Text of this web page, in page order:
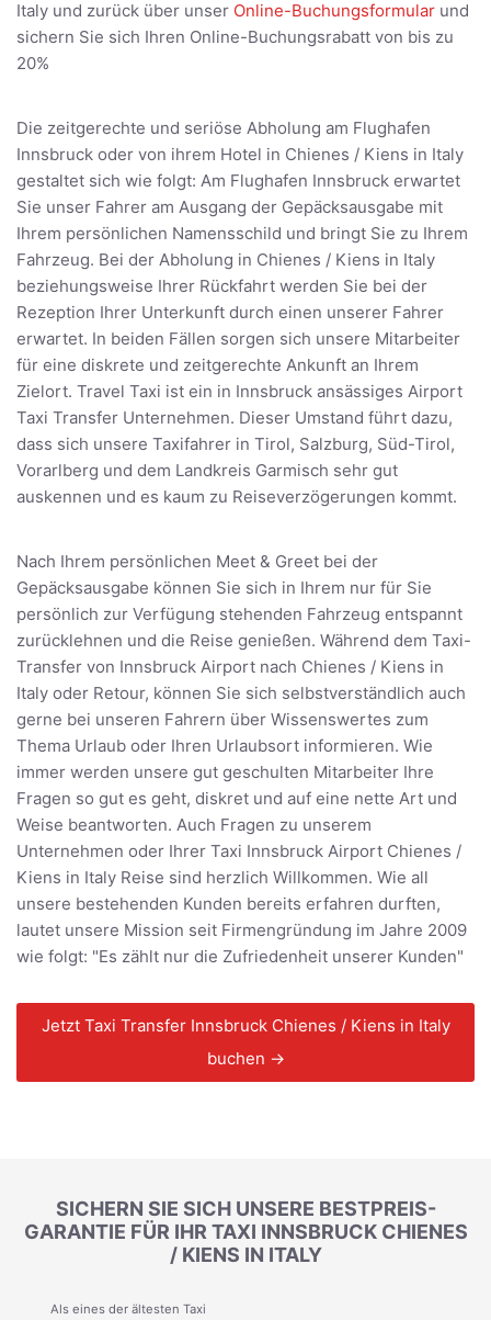
Italy und zurück über unser Online-Buchungsformular und
sichern Sie sich Ihren Online-Buchungsrabatt von bis zu
20%
Die zeitgerechte und seriöse Abholung am Flughafen
Innsbruck oder von ihrem Hotel in Chienes / Kiens in Italy
gestaltet sich wie folgt: Am Flughafen Innsbruck erwartet
Sie unser Fahrer am Ausgang der Gepäcksausgabe mit
Ihrem persönlichen Namensschild und bringt Sie zu Ihrem
Fahrzeug. Bei der Abholung in Chienes / Kiens in Italy
beziehungsweise Ihrer Rückfahrt werden Sie bei der
Rezeption Ihrer Unterkunft durch einen unserer Fahrer
erwartet. In beiden Fällen sorgen sich unsere Mitarbeiter
für eine diskrete und zeitgerechte Ankunft an Ihrem
Zielort. Travel Taxi ist ein in Innsbruck ansässiges Airport
Taxi Transfer Unternehmen. Dieser Umstand führt dazu,
dass sich unsere Taxifahrer in Tirol, Salzburg, Süd-Tirol,
Vorarlberg und dem Landkreis Garmisch sehr gut
auskennen und es kaum zu Reiseverzögerungen kommt.
Nach Ihrem persönlichen Meet & Greet bei der
Gepäcksausgabe können Sie sich in Ihrem nur für Sie
persönlich zur Verfügung stehenden Fahrzeug entspannt
zurücklehnen und die Reise genießen. Während dem Taxi-
Transfer von Innsbruck Airport nach Chienes / Kiens in
Italy oder Retour, können Sie sich selbstverständlich auch
gerne bei unseren Fahrern über Wissenswertes zum
Thema Urlaub oder Ihren Urlaubsort informieren. Wie
immer werden unsere gut geschulten Mitarbeiter Ihre
Fragen so gut es geht, diskret und auf eine nette Art und
Weise beantworten. Auch Fragen zu unserem
Unternehmen oder Ihrer Taxi Innsbruck Airport Chienes /
Kiens in Italy Reise sind herzlich Willkommen. Wie all
unsere bestehenden Kunden bereits erfahren durften,
lautet unsere Mission seit Firmengründung im Jahre 2009
wie folgt: "Es zählt nur die Zufriedenheit unserer Kunden"
Jetzt Taxi Transfer Innsbruck Chienes / Kiens in Italy
buchen →
SICHERN SIE SICH UNSERE BESTPREIS-
GARANTIE FÜR IHR TAXI INNSBRUCK CHIENES
/ KIENS IN ITALY
Als eines der ältesten Taxi